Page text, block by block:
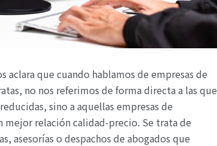
aclara que cuando hablamos de empresas de
no nos referimos de forma directa a las que
sino a aquellas empresas de
mejor relación calidad-precio. Se trata de
asesorías o despachos de abogados que